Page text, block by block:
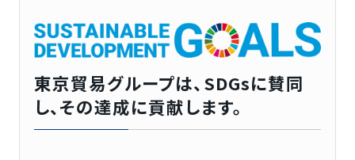
東京貿易グループは、SDGsに賛同
し、その達成に貢献します。